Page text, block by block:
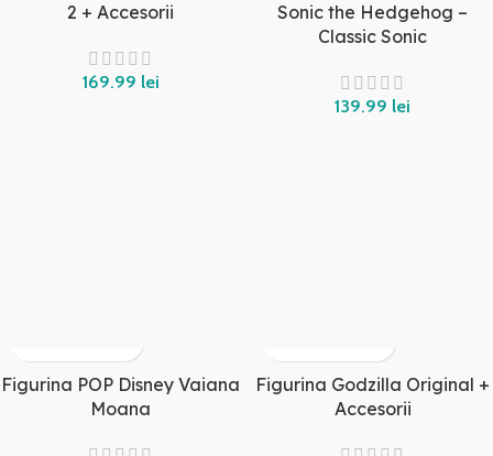
2 + Accesorii
lei
Sonic the Hedgehog –
Classic Sonic
lei
Figurina POP Disney Vaiana
Moana
Figurina Godzilla Original +
Accesorii